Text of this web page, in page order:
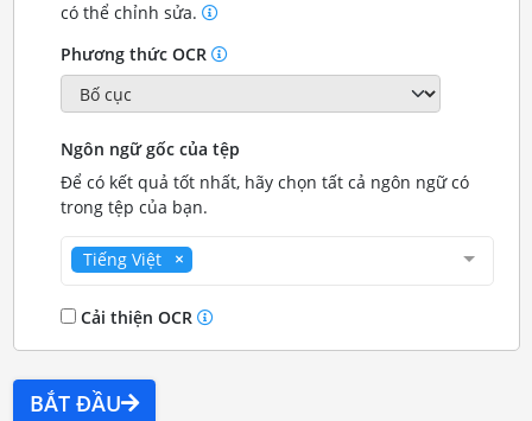
có thể chỉnh sửa.
Phương thức OCR
Ngôn ngữ gốc của tệp
Để có kết quả tốt nhất, hãy chọn tất cả ngôn ngữ có
trong tệp của bạn.
Tiếng Việt
Cải thiện OCR
BẮT ĐẦU